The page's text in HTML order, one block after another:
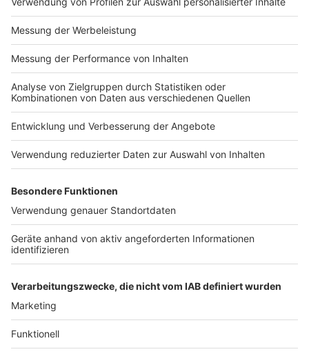
Impressum
Nutzungsbedingungen
Jobs
Presse
Werben
Archiv
ANTENNE BAYERN GROUP
Stiftung ANTENNE BAYERN
hilft
Teilnahmebedingungen
Grounding Page ANTENNE
BAYERN
Kontakt
Studio-Hotline
Verkehrs-Hotline
Newsletter